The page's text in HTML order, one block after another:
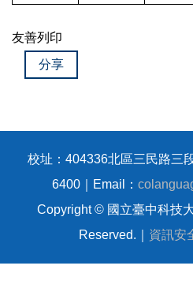
友善列印
分享
校址：404336北區三民路三
6400｜Email：
Copyright © 國立臺中科技
Reserved.｜ 資訊安